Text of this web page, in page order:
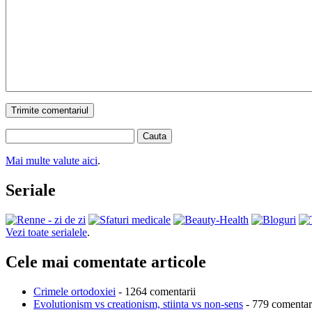
Trimite comentariul
Cauta
Mai multe valute aici.
Seriale
Vezi toate serialele.
Cele mai comentate articole
Crimele ortodoxiei - 1264 comentarii
Evolutionism vs creationism, stiinta vs non-sens - 779